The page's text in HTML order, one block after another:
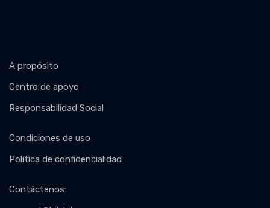
A propósito
Centro de apoyo
Responsabilidad Social
Condiciones de uso
Política de confidencialidad
Contáctenos: